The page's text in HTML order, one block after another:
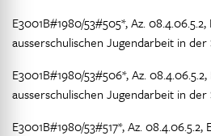
E3001B#1980/53#505*, Az.
ausserschulischen Jugendarbeit in der
E3001B#1980/53#506*, Az.
ausserschulischen Jugendarbeit in der
E3001B#1980/53#517*, Az.